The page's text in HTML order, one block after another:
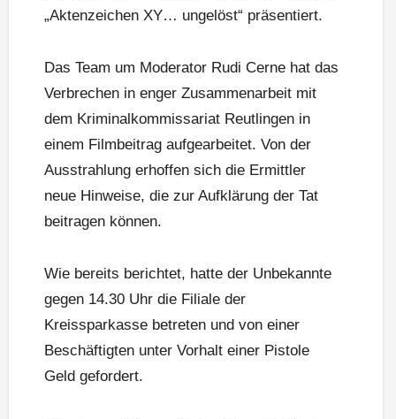
„Aktenzeichen XY… ungelöst“ präsentiert.
Das Team um Moderator Rudi Cerne hat das
Verbrechen in enger Zusammenarbeit mit
dem Kriminalkommissariat Reutlingen in
einem Filmbeitrag aufgearbeitet. Von der
Ausstrahlung erhoffen sich die Ermittler
neue Hinweise, die zur Aufklärung der Tat
beitragen können.
Wie bereits berichtet, hatte der Unbekannte
gegen 14.30 Uhr die Filiale der
Kreissparkasse betreten und von einer
Beschäftigten unter Vorhalt einer Pistole
Geld gefordert.